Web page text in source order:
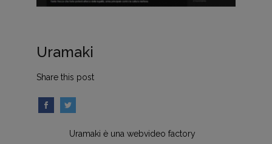
Uramaki
Share this post
Uramaki è una webvideo factory